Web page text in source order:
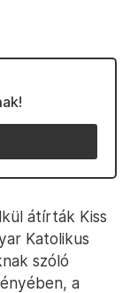
átírták Kiss
Katolikus
szóló
a